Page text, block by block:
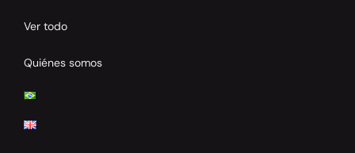
Ver todo
Quiénes somos